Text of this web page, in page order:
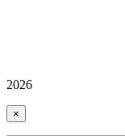
2026
×